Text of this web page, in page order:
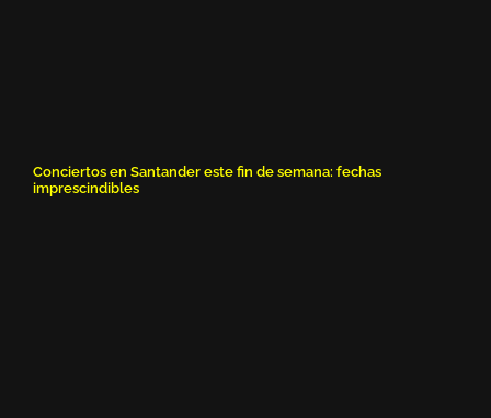
Conciertos en Santander este fin de semana: fechas
imprescindibles